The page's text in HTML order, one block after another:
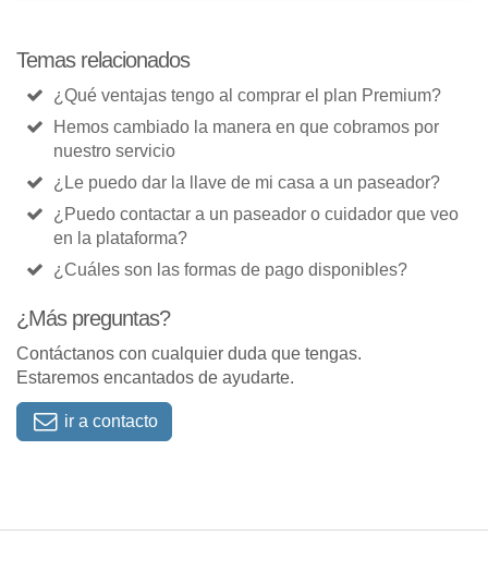
Temas relacionados
¿Qué ventajas tengo al comprar el plan Premium?
Hemos cambiado la manera en que cobramos por
nuestro servicio
¿Le puedo dar la llave de mi casa a un paseador?
¿Puedo contactar a un paseador o cuidador que veo
en la plataforma?
¿Cuáles son las formas de pago disponibles?
¿Más preguntas?
Contáctanos con cualquier duda que tengas.
Estaremos encantados de ayudarte.
ir a contacto